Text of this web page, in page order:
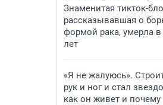
Знаменитая тикток-
рассказывавшая о
формой рака, умерла в
лет
«Я не жалуюсь».
рук и ног и стал
как он живет и